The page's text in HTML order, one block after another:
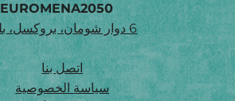
EUROMENA2050
6 دوار شومان، بروكسل، بلجيكا
اتصل بنا
سياسة الخصوصية